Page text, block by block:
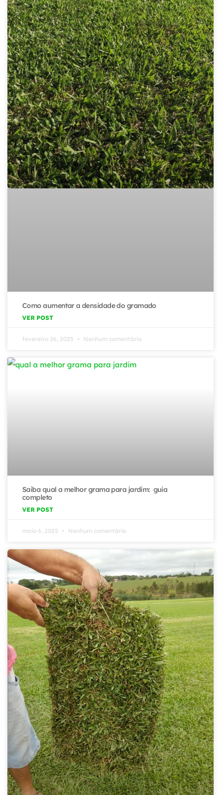
Como aumentar a densidade do gramado
VER POST
fevereiro 26, 2025 Nenhum comentário
Saiba qual a melhor grama para jardim: guia
completo
VER POST
maio 6, 2025 Nenhum comentário